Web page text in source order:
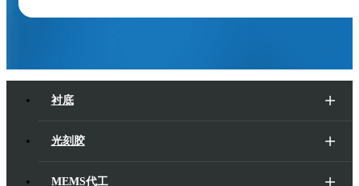
衬底
光刻胶
MEMS代工